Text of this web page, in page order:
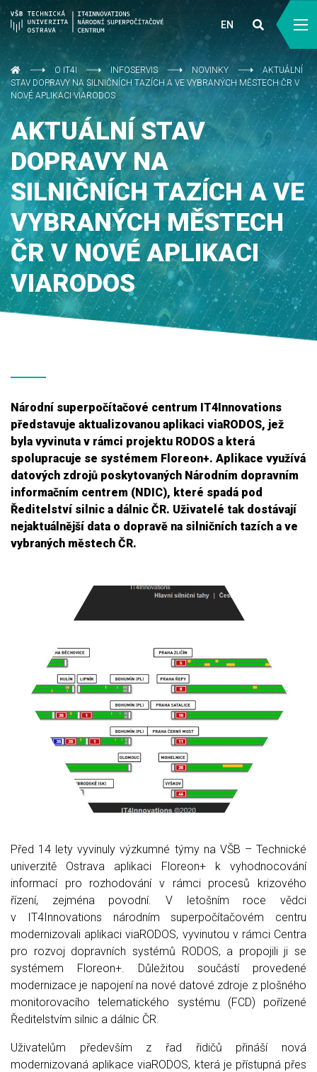
EN
O IT4I INFOSERVIS NOVINKY
AKTUÁLNÍ
STAV DOPRAVY NA SILNIČNÍCH TAZÍCH A VE VYBRANÝCH MĚSTECH ČR V
NOVÉ APLIKACI VIARODOS
AKTUÁLNÍ STAV
DOPRAVY NA
SILNIČNÍCH TAZÍCH A VE
VYBRANÝCH MĚSTECH
ČR V NOVÉ APLIKACI
VIARODOS
Národní superpočítačové centrum IT4Innovations
představuje aktualizovanou aplikaci viaRODOS, jež
byla vyvinuta v rámci projektu RODOS a která
spolupracuje se systémem Floreon+. Aplikace využívá
datových zdrojů poskytovaných Národním dopravním
informačním centrem (NDIC), které spadá pod
Ředitelství silnic a dálnic ČR. Uživatelé tak dostávají
nejaktuálnější data o dopravě na silničních tazích a ve
vybraných městech ČR.
Před 14 lety vyvinuly výzkumné týmy na VŠB – Technické
univerzitě Ostrava aplikaci Floreon+ k vyhodnocování
informací pro rozhodování v rámci procesů krizového
řízení, zejména povodní. V letošním roce vědci
v IT4Innovations národním superpočítačovém centru
modernizovali aplikaci viaRODOS, vyvinutou v rámci Centra
pro rozvoj dopravních systémů RODOS, a propojili ji se
systémem Floreon+. Důležitou součástí provedené
modernizace je napojení na nové datové zdroje z plošného
monitorovacího telematického systému (FCD) pořízené
Ředitelstvím silnic a dálnic ČR.
Uživatelům především z řad řidičů přináší nová
modernizovaná aplikace viaRODOS, která je přístupná přes